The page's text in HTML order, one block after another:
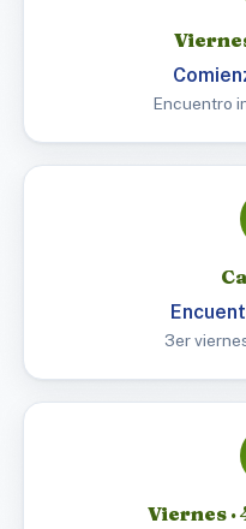
Encuentro
3er
Viernes